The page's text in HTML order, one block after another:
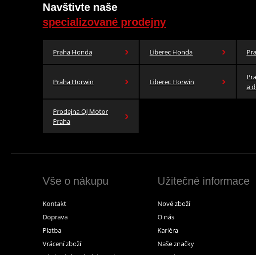
Navštivte naše
specializované prodejny
Praha Honda Liberec Honda
Praha Horwin Liberec Horwin
a
Prodejna QJ Motor
Praha
Vše o nákupu
Kontakt
Doprava
Platba
Vrácení zboží
Užitečné informace
Nové zboží
O nás
Kariéra
Naše značky